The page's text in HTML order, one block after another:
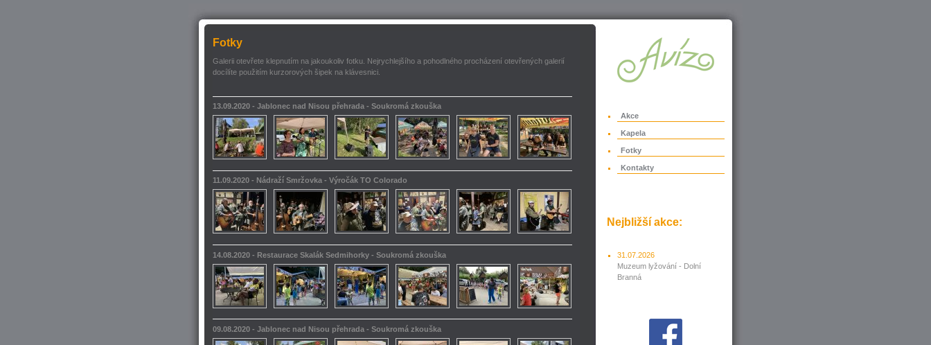
Akce
Kapela
Fotky
Kontakty
Nejbližší akce:
31.07.2026
Muzeum lyžování - Dolní
Branná
Fotky
Galerii otevřete klepnutím na jakoukoliv fotku. Nejrychlejšího a pohodlného procházení otevřených galerií
docílíte použitím kurzorových šipek na klávesnici.
13.09.2020 - Jablonec nad Nisou přehrada - Soukromá zkouška
11.09.2020 - Nádraží Smržovka - Výročák TO Colorado
14.08.2020 - Restaurace Skalák Sedmihorky - Soukromá zkouška
09.08.2020 - Jablonec nad Nisou přehrada - Soukromá zkouška